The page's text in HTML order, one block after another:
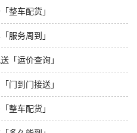
整车配货」
服务周到」
「运价查询」
门到门接送」
整车配货」